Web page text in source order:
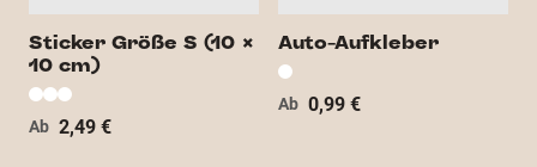
Sticker Größe S (10 x
10 cm)
Ab 2,49 €
Auto-Aufkleber
Ab 0,99 €